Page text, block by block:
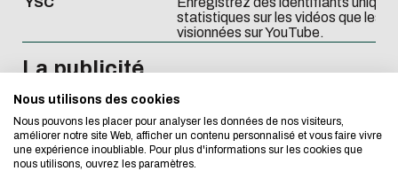
too!
design approach.
電子郵件
in this form for the processing of
CAPTCHA
statistiques sur les vidéos que les
visionnées sur YouTube.
La publicité
__Secure-YEC
partenaires
sociétés pour établir un
montrer des publicités
Nous utilisons des cookies
Nous pouvons les placer pour analyser les données de nos visiteurs,
améliorer notre site Web, afficher un contenu personnalisé et vous faire vivre
une expérience inoubliable. Pour plus d'informations sur les cookies que
nous utilisons, ouvrez les paramètres.